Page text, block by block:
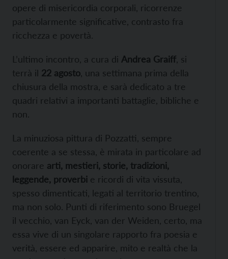
opere di misericordia corporali, ricorrenze
particolarmente significative, contrasto fra
ricchezza e povertà.
L’ultimo incontro, a cura di Andrea Graiff , si
terrà il 22 agosto , una settimana prima della
chiusura della mostra, e sarà dedicato a tre
quadri relativi a importanti battaglie, bibliche e
non.
La minuziosa pittura di Pozzatti, sempre
coerente a se stessa, è mirata in particolare ad
onorare arti, mestieri, storie, tradizioni,
leggende, proverbi e ricordi di vita vissuta,
spesso dimenticati, legati al territorio trentino,
ma non solo. Punti di riferimento sono Bruegel
il vecchio, van Eyck, van der Weiden, certo, ma
essa vive di un singolare rapporto fra poesia e
verità, essere ed apparire, mito e realtà che la